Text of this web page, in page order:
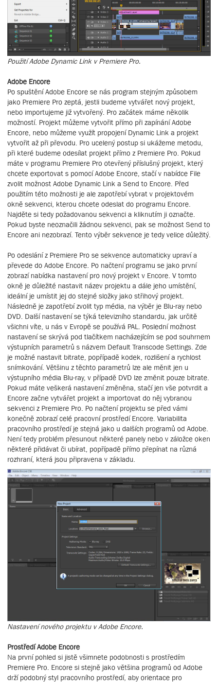
Použití Adobe Dynamic Link v Premiere Pro.
Adobe Encore
Po spuštění Adobe Encore se nás program stejným způsobem
jako Premiere Pro zeptá, jestli budeme vytvářet nový projekt,
nebo importujeme již vytvořený. Pro začátek máme několik
možností. Projekt můžeme vytvořit přímo při zapínání Adobe
Encore, nebo můžeme využít propojení Dynamic Link a projekt
vytvořit až při převodu. Pro ucelený postup si ukážeme metodu,
při které budeme odesílat projekt přímo z Premiere Pro. Pokud
máte v programu Premiere Pro otevřený příslušný projekt, který
chcete exportovat s pomocí Adobe Encore, stačí v nabídce File
zvolit možnost Adobe Dynamic Link a Send to Encore. Před
použitím této možnosti je ale zapotřebí vybrat v projektovém
okně sekvenci, kterou chcete odeslat do programu Encore.
Najděte si tedy požadovanou sekvenci a kliknutím ji označte.
Pokud byste neoznačili žádnou sekvenci, pak se možnost Send to
Encore ani nezobrazí. Tento výběr sekvence je tedy velice důležitý.
Po odeslání z Premiere Pro se sekvence automaticky upraví a
převede do Adobe Encore. Po načtení programu se jako první
zobrazí nabídka nastavení pro nový projekt v Encore. V tomto
okně je důležité nastavit název projektu a dále jeho umístění,
ideální je umístit jej do stejné složky jako střihový projekt.
Následně je zapotřebí zvolit typ média, na výběr je Blu-ray nebo
DVD. Další nastavení se týká televizního standardu, jak určitě
všichni víte, u nás v Evropě se používá PAL. Poslední možnost
nastavení se skrývá pod tlačítkem nacházejícím se pod souhrnem
výstupních parametrů s názvem Default Transcode Settings. Zde
je možné nastavit bitrate, popřípadě kodek, rozlišení a rychlost
snímkování. Většinu z těchto parametrů lze ale měnit jen u
výstupního média Blu-ray, v případě DVD lze změnit pouze bitrate.
Pokud máte veškerá nastavení změněna, stačí jen vše potvrdit a
Encore začne vytvářet projekt a importovat do něj vybranou
sekvenci z Premiere Pro. Po načtení projektu se před vámi
konečně zobrazí celé pracovní prostředí Encore. Variabilita
pracovního prostředí je stejná jako u dalších programů od Adobe.
Není tedy problém přesunout některé panely nebo v záložce oken
některé přidávat či ubírat, popřípadě přímo přepínat na různá
rozhraní, která jsou připravena v základu.
Nastavení nového projektu v Adobe Encore.
Prostředí Adobe Encore
Na první pohled si jistě všimnete podobnosti s prostředím
Premiere Pro. Encore si stejně jako většina programů od Adobe
drží podobný styl pracovního prostředí, aby orientace pro